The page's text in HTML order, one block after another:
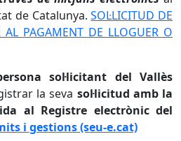
de Catalunya.SOL·LICITUD DE
AL PAGAMENT DE LLOGUER O
sol·licitant del Vallès
la seva sol·licitud amb la
al Registre electrònic del
i gestions (seu-e.cat)